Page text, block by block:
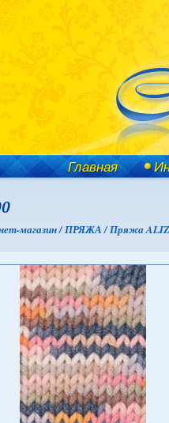
Главная
магазин /ПРЯЖА /Пряжа